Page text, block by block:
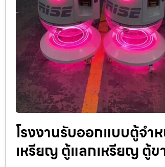
โรงงานรับออกแบบตู้จำ
เหรียญ ตู้แลกเหรียญ ตู้ข